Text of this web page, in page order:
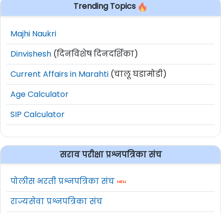
Trending Topics
Majhi Naukri
Dinvishesh (दिनविशेष दिनदर्शिका)
Current Affairs in Marahti (चालू घडामोडी)
Age Calculator
SIP Calculator
सराव परीक्षा प्रश्नपत्रिका संच
पोलीस भरती प्रश्नपत्रिका संच
राज्यसेवा प्रश्नपत्रिका संच